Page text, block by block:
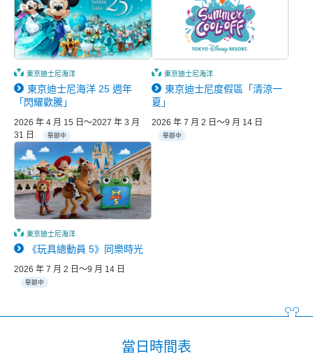
東京迪士尼海洋
東京迪士尼海洋 25 週年
「閃耀歡騰」
2026 年 4 月 15 日～2027 年 3 月
31 日
舉辦中
東京迪士尼海洋
東京迪士尼度假區「清涼一
夏」
2026 年 7 月 2 日～9 月 14 日
舉辦中
東京迪士尼海洋
《玩具總動員 5》同樂時光
2026 年 7 月 2 日～9 月 14 日
舉辦中
當日時間表